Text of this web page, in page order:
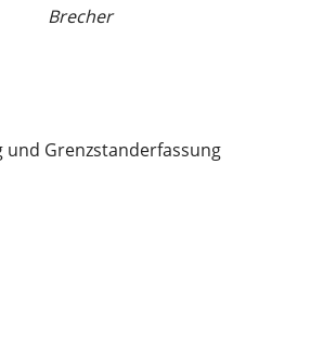
Brecher
und Grenzstanderfassung